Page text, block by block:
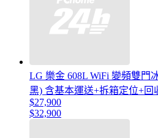
LG 樂金 608L WiFi 變頻雙門
黑) 含基本運送+拆箱定位+回
$27,900
$32,900